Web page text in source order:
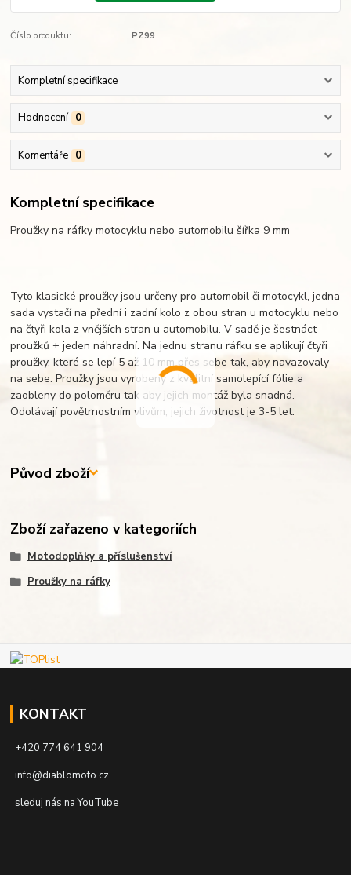
Číslo produktu: PZ99
Kompletní specifikace
Hodnocení 0
Komentáře 0
Kompletní specifikace
Proužky na ráfky motocyklu nebo automobilu šířka 9 mm
Tyto klasické proužky jsou určeny pro automobil či motocykl, jedna
sada vystačí na přední i zadní kolo z obou stran u motocyklu nebo
na čtyři kola z vnějších stran u automobilu. V sadě je šestnáct
proužků + jeden náhradní. Na jednu stranu ráfku se aplikují čtyři
proužky, které se lepí 5 až 10 mm přes sebe tak, aby navazovaly
na sebe. Proužky jsou vyrobeny z kvalitní samolepící fólie a
zaobleny do poloměru tak aby jejich montáž byla snadná.
Odolávají povětrnostním vlivům, jejich životnost je 3-5 let.
Původ zboží
Zboží zařazeno v kategoriích
Motodoplňky a příslušenství
Proužky na ráfky
KONTAKT
+420 774 641 904
info@diablomoto.cz
sleduj nás na YouTube